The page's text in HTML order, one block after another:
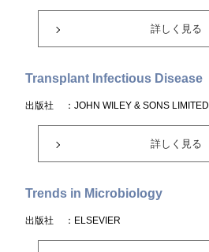
詳しく見る
Transplant Infectious Disease
出版社 ：JOHN WILEY & SONS LIMITED
詳しく見る
Trends in Microbiology
出版社 ：ELSEVIER